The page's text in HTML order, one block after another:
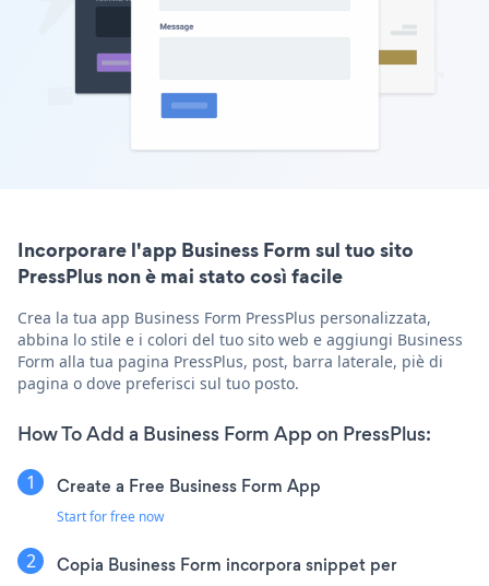
Incorporare l'app Business Form sul tuo sito
PressPlus non è mai stato così facile
Crea la tua app Business Form PressPlus personalizzata,
abbina lo stile e i colori del tuo sito web e aggiungi Business
Form alla tua pagina PressPlus, post, barra laterale, piè di
pagina o dove preferisci sul tuo posto.
How To Add a Business Form App on PressPlus:
Create a Free Business Form App
Start for free now
Copia Business Form incorpora snippet per